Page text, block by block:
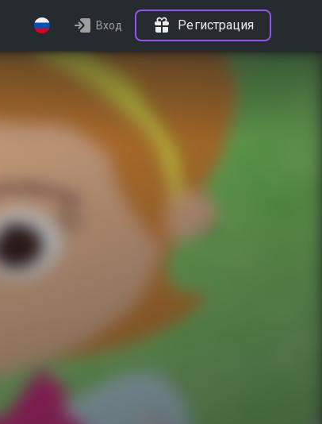
Вход Регистрация